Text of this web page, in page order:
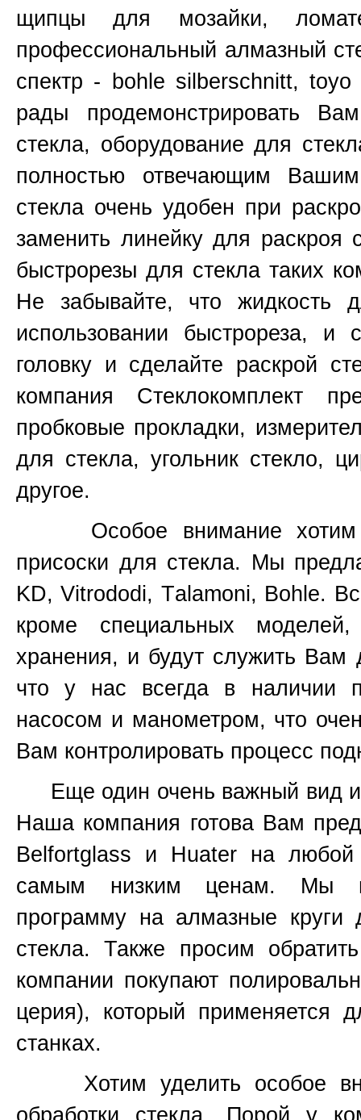
щипцы для мозайки,
профессиональный алмазный
спектр - bohle silberschnitt,
рады продемонстрировать
стекла, оборудование для
полностью отвечающим
стекла очень удобен при
заменить линейку для раскроя
быстрорезы для стекла таких
Не забывайте, что жидкость
использовании быстрореза, и
головку и сделайте раскрой
компания Стеклокомплект
пробковые прокладки,
для стекла, угольник стекло,
другое.
Особое внимание хотим
присоски для стекла. Мы
KD, Vitrododi, Talamoni, Bohle.
кроме специальных
хранения, и будут служить Вам
что у нас всегда в наличии
насосом и манометром, что
Вам контролировать процесс
Еще один очень важный вид
Наша компания готова Вам
Belfortglass и Huater на
самым низким ценам. Мы
программу на алмазные круги
стекла. Также просим
компании покупают
церия), который применяется
станках.
Хотим уделить особое
обработки стекла. Порой у